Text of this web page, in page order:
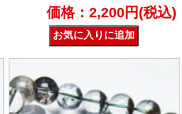
価格：2,200円(税込)